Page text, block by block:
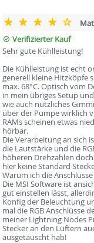
Verifizierter Kauf
Sehr gute Kühlleistung!
Die Kühlleistung ist echt
generell kleine Hitzköpfe
max. 68°C. Optisch vom
in mein übriges Setup
wie auch nützliches
über der Pumpe wirklich
RAMs scheinen etwas
hörbar.
Die Verarbeitung an sich
die Lautstärke und die
höheren Drehzahlen
hier keine Standard
Warum ich die
Die MSI Software ist
gut einstellen lässt,
Konfig der Beleuchtung
mal die RGB Anschlüsse
meiner Lightning Nodes
Stecker an den Lüftern
ausgetauscht hab!